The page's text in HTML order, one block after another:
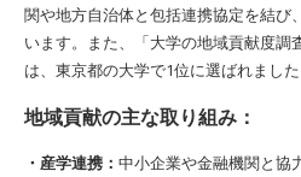
関や地方自治体と包括連携協定を結び
います。また、「大学の地域貢献度調
は、東京都の大学で1位に選ばれました
地域貢献の主な取り組み：
・産学連携： 中小企業や金融機関と協